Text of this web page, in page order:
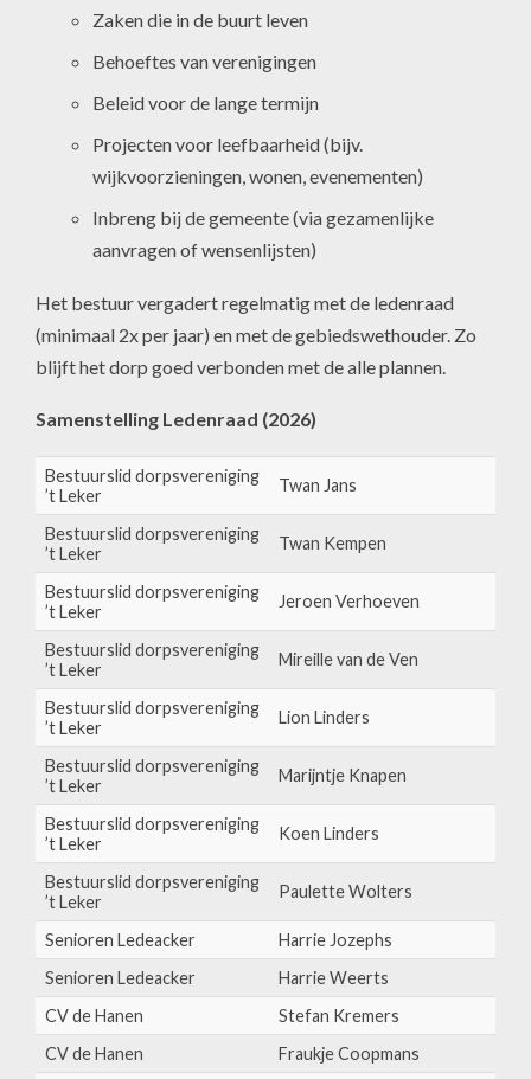
Zaken die in de buurt leven
Behoeftes van verenigingen
Beleid voor de lange termijn
Projecten voor leefbaarheid (bijv.
wijkvoorzieningen, wonen, evenementen)
Inbreng bij de gemeente (via gezamenlijke
aanvragen of wensenlijsten)
Het bestuur vergadert regelmatig met de ledenraad
(minimaal 2x per jaar) en met de gebiedswethouder. Zo
blijft het dorp goed verbonden met de alle plannen.
Samenstelling Ledenraad (2026)
Bestuurslid dorpsvereniging
’t Leker
Twan Jans
Bestuurslid dorpsvereniging
’t Leker
Twan Kempen
Bestuurslid dorpsvereniging
’t Leker
Jeroen Verhoeven
Bestuurslid dorpsvereniging
’t Leker
Mireille van de Ven
Bestuurslid dorpsvereniging
’t Leker
Lion Linders
Bestuurslid dorpsvereniging
’t Leker
Marijntje Knapen
Bestuurslid dorpsvereniging
’t Leker
Koen Linders
Bestuurslid dorpsvereniging
’t Leker
Paulette Wolters
Senioren Ledeacker
Harrie Jozephs
Senioren Ledeacker
Harrie Weerts
CV de Hanen
Stefan Kremers
CV de Hanen
Fraukje Coopmans